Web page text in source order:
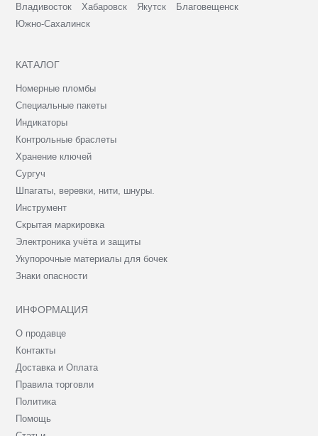
Владивосток Хабаровск Якутск
Благовещенск
Южно-Сахалинск
КАТАЛОГ
Номерные пломбы
Специальные пакеты
Индикаторы
Контрольные браслеты
Хранение ключей
Сургуч
Шпагаты, веревки, нити, шнуры.
Инструмент
Скрытая маркировка
Электроника учёта и защиты
Укупорочные материалы для бочек
Знаки опасности
ИНФОРМАЦИЯ
О продавце
Контакты
Доставка и Оплата
Правила торговли
Политика
Помощь